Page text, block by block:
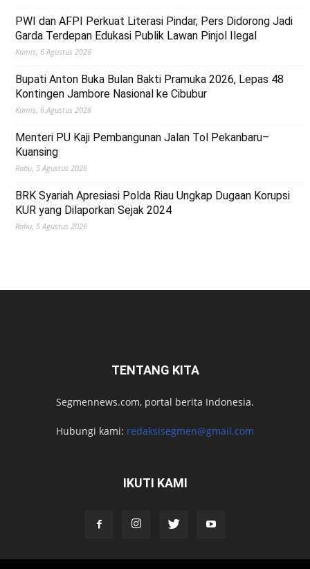
PWI dan AFPI Perkuat Literasi Pindar, Pers Didorong Jadi
Garda Terdepan Edukasi Publik Lawan Pinjol Ilegal
Kamis, 6 Agustus 2026
Bupati Anton Buka Bulan Bakti Pramuka 2026, Lepas 48
Kontingen Jambore Nasional ke Cibubur
Kamis, 6 Agustus 2026
Menteri PU Kaji Pembangunan Jalan Tol Pekanbaru–
Kuansing
Rabu, 5 Agustus 2026
BRK Syariah Apresiasi Polda Riau Ungkap Dugaan Korupsi
KUR yang Dilaporkan Sejak 2024
Rabu, 5 Agustus 2026
TENTANG KITA
Segmennews.com, portal berita Indonesia.
Hubungi kami: redaksisegmen@gmail.com
IKUTI KAMI